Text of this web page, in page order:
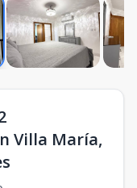
Villa María,